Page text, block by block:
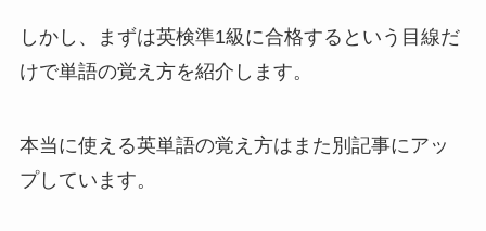
しかし、まずは英検準1級に合格するという目線だ
けで単語の覚え方を紹介します。
本当に使える英単語の覚え方はまた別記事にアッ
プしています。